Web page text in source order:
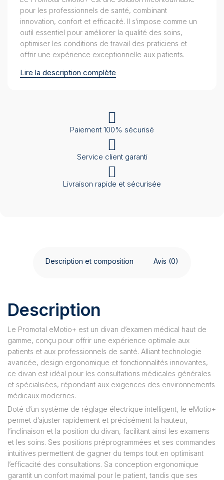
pour les professionnels de santé, combinant
innovation, confort et efficacité. Il s’impose comme un
outil essentiel pour améliorer la qualité des soins,
optimiser les conditions de travail des praticiens et
offrir une expérience exceptionnelle aux patients.
Lire la description complète
Paiement 100% sécurisé
Service client garanti
Livraison rapide et sécurisée
Description et composition Avis (0)
Description
Le Promotal eMotio+ est un divan d’examen médical haut de
gamme, conçu pour offrir une expérience optimale aux
patients et aux professionnels de santé. Alliant technologie
avancée, design ergonomique et fonctionnalités innovantes,
ce divan est idéal pour les consultations médicales générales
et spécialisées, répondant aux exigences des environnements
médicaux modernes.
Doté d’un système de réglage électrique intelligent, le eMotio+
permet d’ajuster rapidement et précisément la hauteur,
l’inclinaison et la position du divan, facilitant ainsi les examens
et les soins. Ses positions préprogrammées et ses commandes
intuitives permettent de gagner du temps tout en optimisant
l’efficacité des consultations. Sa conception ergonomique
garantit un confort maximal pour le patient, tandis que ses